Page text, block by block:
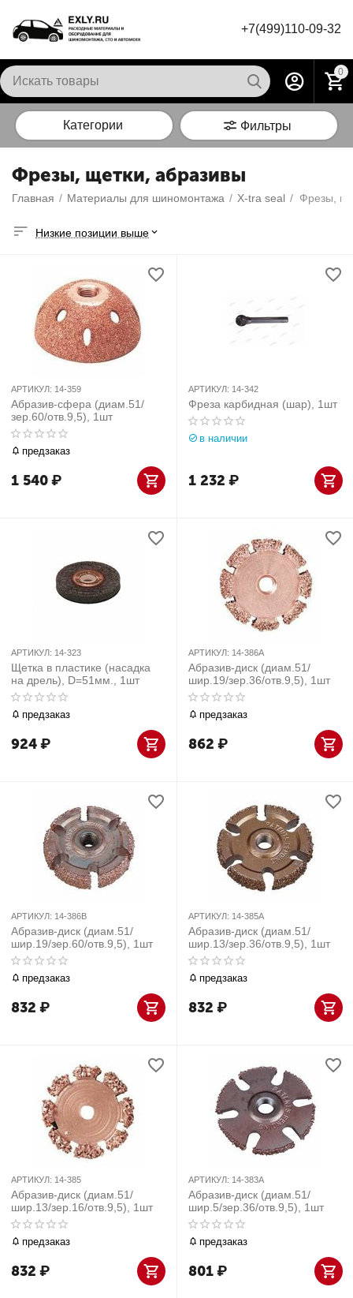
+7(499)110-09-32
0
Категории Фильтры
Фрезы, щетки, абразивы
Главная / Материалы для шиномонтажа / X-tra seal / Фрезы,
Низкие позиции выше
АРТИКУЛ: 14-359
Абразив-сфера (диам.51/
зер.60/отв.9,5), 1шт
предзаказ
1 540₽
АРТИКУЛ: 14-342
Фреза карбидная (шар), 1шт
в наличии
1 232 ₽
АРТИКУЛ: 14-323
Щетка в пластике (насадка
на дрель), D=51мм., 1шт
предзаказ
924₽
АРТИКУЛ: 14-386A
Абразив-диск (диам.51/
шир.19/зер.36/отв.9,5), 1шт
предзаказ
862 ₽
АРТИКУЛ: 14-386B
Абразив-диск (диам.51/
шир.19/зер.60/отв.9,5), 1шт
предзаказ
832 ₽
АРТИКУЛ: 14-385A
Абразив-диск (диам.51/
шир.13/зер.36/отв.9,5), 1шт
предзаказ
832 ₽
АРТИКУЛ: 14-385
Абразив-диск (диам.51/
шир.13/зер.16/отв.9,5), 1шт
предзаказ
832 ₽
АРТИКУЛ: 14-383A
Абразив-диск (диам.51/
шир.5/зер.36/отв.9,5), 1шт
предзаказ
801₽